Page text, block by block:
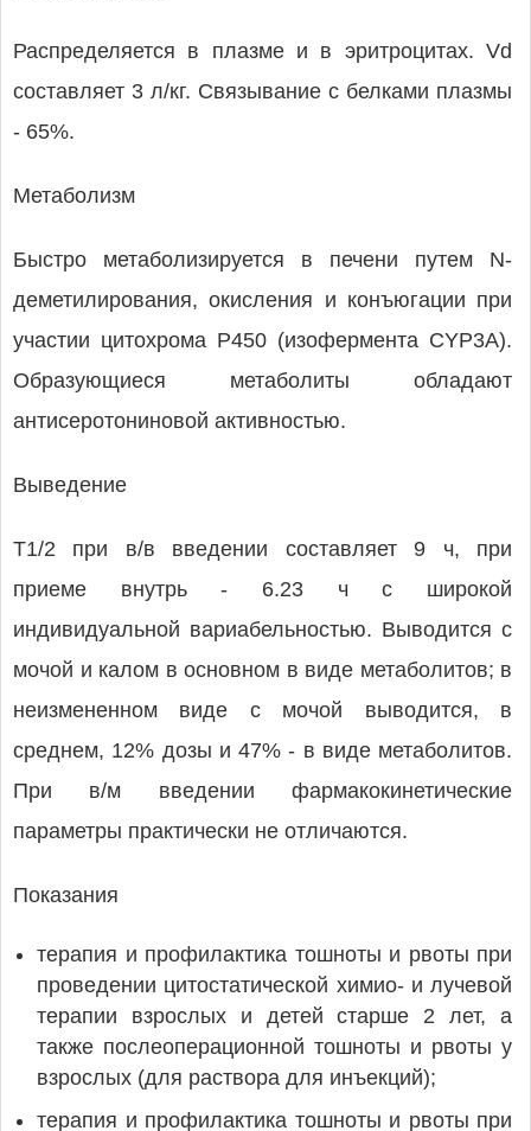
Распределяется в плазме и в эритроцитах. Vd
составляет 3 л/кг. Связывание с белками плазмы
- 65%.
Метаболизм
Быстро метаболизируется в печени путем N-
деметилирования, окисления и конъюгации при
участии цитохрома P450 (изофермента CYP3A).
Образующиеся метаболиты обладают
антисеротониновой активностью.
Выведение
T1/2 при в/в введении составляет 9 ч, при
приеме внутрь - 6.23 ч с широкой
индивидуальной вариабельностью. Выводится с
мочой и калом в основном в виде метаболитов; в
неизмененном виде с мочой выводится, в
среднем, 12% дозы и 47% - в виде метаболитов.
При в/м введении фармакокинетические
параметры практически не отличаются.
Показания
терапия и профилактика тошноты и рвоты при
проведении цитостатической химио- и лучевой
терапии взрослых и детей старше 2 лет, а
также послеоперационной тошноты и рвоты у
взрослых (для раствора для инъекций);
терапия и профилактика тошноты и рвоты при